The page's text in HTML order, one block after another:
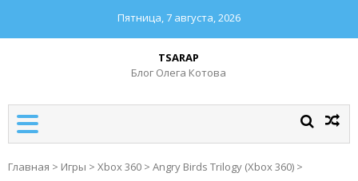
Пятница, 7 августа, 2026
TSARAP
Блог Олега Котова
Главная > Игры > Xbox 360 > Angry Birds Trilogy (Xbox 360) >